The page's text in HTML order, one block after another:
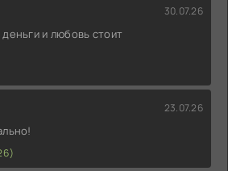
30.07.26
и любовь стоит
23.07.26